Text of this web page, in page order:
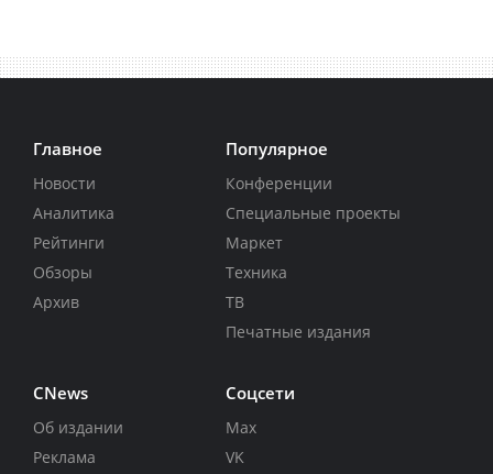
Главное
Новости
Аналитика
Рейтинги
Обзоры
Архив
Популярное
Конференции
Специальные проекты
Маркет
Техника
ТВ
Печатные издания
CNews
Об издании
Реклама
Соцсети
Max
VK